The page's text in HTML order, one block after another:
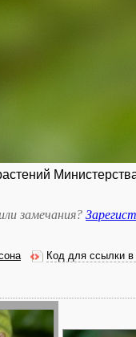
замечания?
Код для ссылки в